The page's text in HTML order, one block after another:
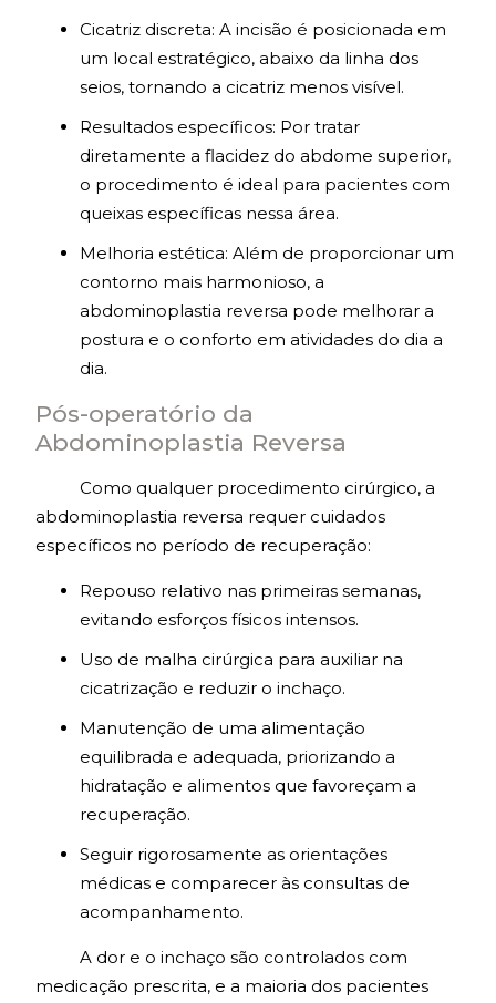
Cicatriz discreta: A incisão é posicionada em
um local estratégico, abaixo da linha dos
seios, tornando a cicatriz menos visível.
Resultados específicos: Por tratar
diretamente a flacidez do abdome superior,
o procedimento é ideal para pacientes com
queixas específicas nessa área.
Melhoria estética: Além de proporcionar um
contorno mais harmonioso, a
abdominoplastia reversa pode melhorar a
postura e o conforto em atividades do dia a
dia.
Pós-operatório da
Abdominoplastia Reversa
Como qualquer procedimento cirúrgico, a
abdominoplastia reversa requer cuidados
específicos no período de recuperação:
Repouso relativo nas primeiras semanas,
evitando esforços físicos intensos.
Uso de malha cirúrgica para auxiliar na
cicatrização e reduzir o inchaço.
Manutenção de uma alimentação
equilibrada e adequada, priorizando a
hidratação e alimentos que favoreçam a
recuperação.
Seguir rigorosamente as orientações
médicas e comparecer às consultas de
acompanhamento.
A dor e o inchaço são controlados com
medicação prescrita, e a maioria dos pacientes